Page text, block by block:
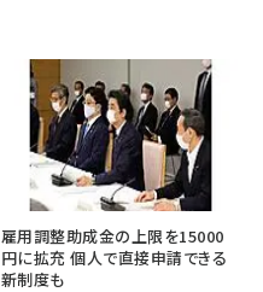
雇用調整助成金の上限を15000
円に拡充 個人で直接申請できる
新制度も